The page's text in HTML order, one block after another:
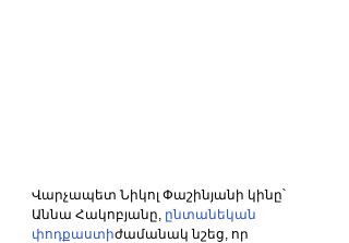
Վարչապետ Նիկոլ Փաշինյանի կինը՝
Աննա Հակոբյանը, ընտանեկան
փոդքաստիժամանակ նշեց, որ